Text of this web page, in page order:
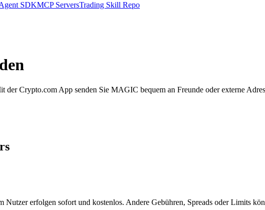
SDKMCP ServersTrading Skill Repo
der Crypto.com App senden Sie MAGIC bequem an Freunde oder externe
Nutzer erfolgen sofort und kostenlos. Andere Gebühren, Spreads oder Limits